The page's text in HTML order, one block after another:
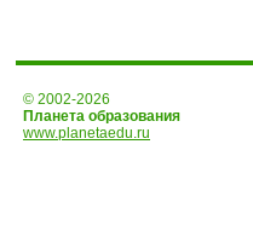
© 2002-2026
Планета образования
www.planetaedu.ru